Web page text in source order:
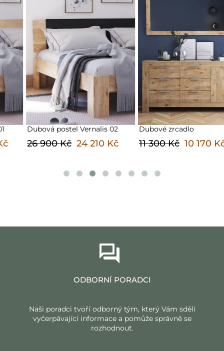
Dubová postel Vernalis 02
26 900 Kč 24 210 Kč
Dubové zrcadlo
11 300 Kč 10 170 Kč
ODBORNÍ PORADCI
Naši poradci tvoří odborný tým, který Vám sdělí
vyčerpávající informace a pomůže správně se
rozhodnout.